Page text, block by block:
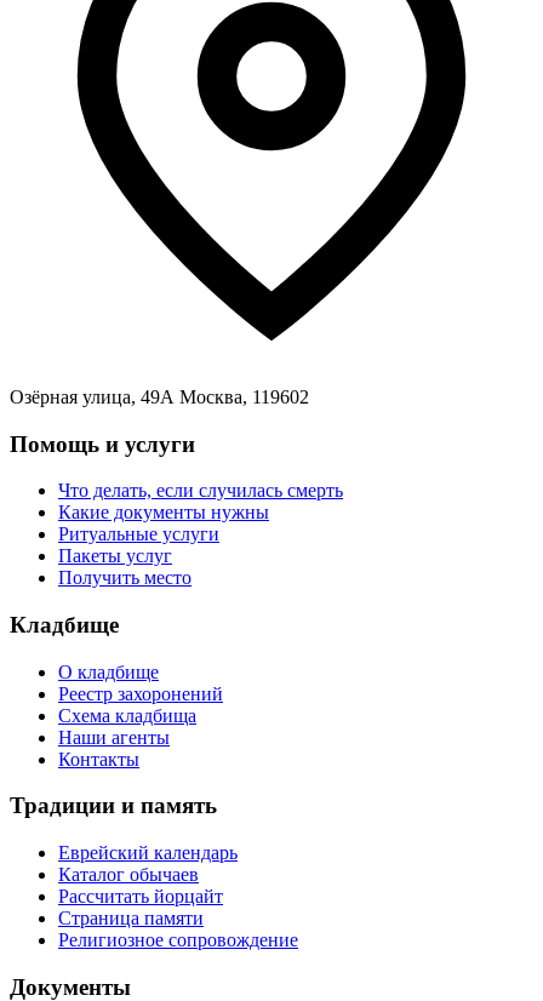
Озёрная улица, 49А Москва, 119602
Помощь и услуги
Что делать, если случилась смерть
Какие документы нужны
Ритуальные услуги
Пакеты услуг
Получить место
Кладбище
О кладбище
Реестр захоронений
Схема кладбища
Наши агенты
Контакты
Традиции и память
Еврейский календарь
Каталог обычаев
Рассчитать йорцайт
Страница памяти
Религиозное сопровождение
Документы